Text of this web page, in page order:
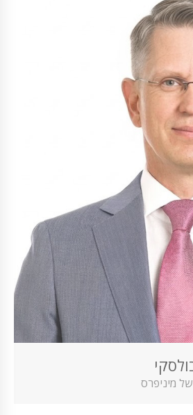
מיניפרס